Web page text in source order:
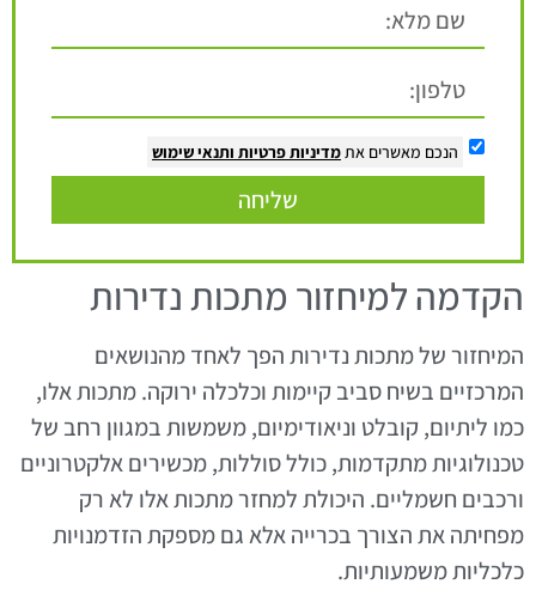
הנכם מאשרים את מדיניות פרטיות ותנאי שימוש
שליחה
הקדמה למיחזור מתכות נדירות
המיחזור של מתכות נדירות הפך לאחד מהנושאים
המרכזיים בשיח סביב קיימות וכלכלה ירוקה. מתכות אלו,
כמו ליתיום, קובלט וניאודימיום, משמשות במגוון רחב של
טכנולוגיות מתקדמות, כולל סוללות, מכשירים אלקטרוניים
ורכבים חשמליים. היכולת למחזר מתכות אלו לא רק
מפחיתה את הצורך בכרייה אלא גם מספקת הזדמנויות
כלכליות משמעותיות.